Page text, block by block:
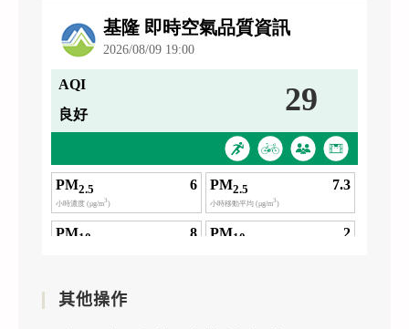
其他操作